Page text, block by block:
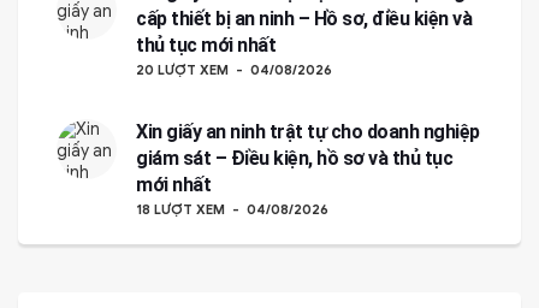
cấp thiết bị an ninh – Hồ sơ, điều kiện và
thủ tục mới nhất
20 LƯỢT XEM 04/08/2026
Xin giấy an ninh trật tự cho doanh nghiệp
giám sát – Điều kiện, hồ sơ và thủ tục
mới nhất
18 LƯỢT XEM 04/08/2026